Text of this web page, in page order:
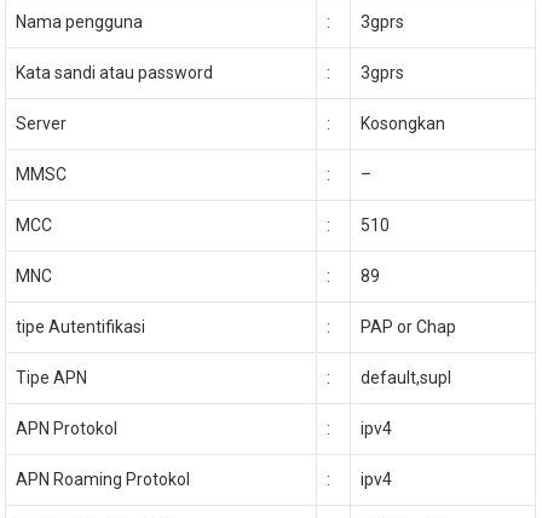
Nama pengguna : 3gprs
Kata sandi atau password : 3gprs
Server : Kosongkan
MMSC : –
MCC : 510
MNC : 89
tipe Autentifikasi : PAP or Chap
Tipe APN : default,supl
APN Protokol : ipv4
APN Roaming Protokol : ipv4